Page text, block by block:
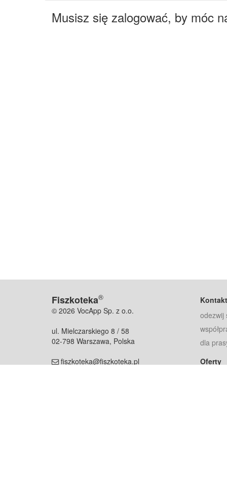
Musisz się zalogować, by móc
Fiszkoteka®
© 2026 VocApp Sp. z o.o.
ul. Mielczarskiego 8 / 58
02-798 Warszawa, Polska
fiszkoteka@fiszkoteka.pl
Kontakt
odezwij
dla
Oferty